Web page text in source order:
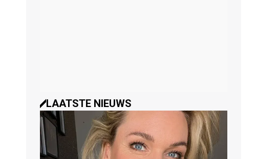
LAATSTE NIEUWS